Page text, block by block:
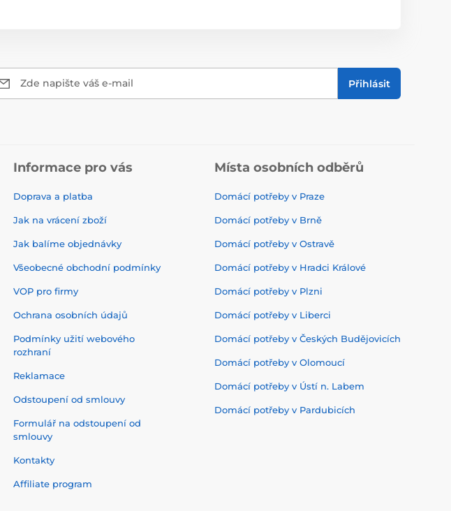
Zde napište váš e-mail Přihlásit
Informace pro vás
Doprava a platba
Jak na vrácení zboží
Jak balíme objednávky
Všeobecné obchodní podmínky
VOP pro firmy
Ochrana osobních údajů
Podmínky užití webového
rozhraní
Reklamace
Odstoupení od smlouvy
Formulář na odstoupení od
smlouvy
Kontakty
Affiliate program
Místa osobních odběrů
Domácí potřeby v Praze
Domácí potřeby v Brně
Domácí potřeby v Ostravě
Domácí potřeby v Hradci Králové
Domácí potřeby v Plzni
Domácí potřeby v Liberci
Domácí potřeby v Českých Budějovicích
Domácí potřeby v Olomoucí
Domácí potřeby v Ústí n. Labem
Domácí potřeby v Pardubicích